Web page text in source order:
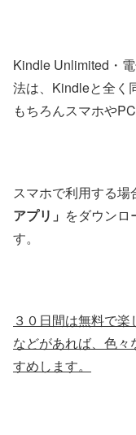
Kindle Unlimited・
法は、Kindleと全く
もちろんスマホや
スマホで利用する場
アプリ」 をダウン
す。
３０日間は無料で
などがあれば、色
すめします。